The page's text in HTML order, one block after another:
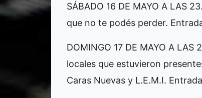
SÁBADO 16 DE MAYO A LAS
que no te podés perder.
DOMINGO 17 DE MAYO A
locales que estuvieron
Caras Nuevas y L.E.M.I.